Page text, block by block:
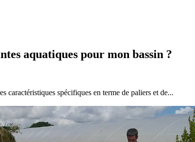
aquatiques pour mon bassin ?
caractéristiques spécifiques en terme de paliers et de...